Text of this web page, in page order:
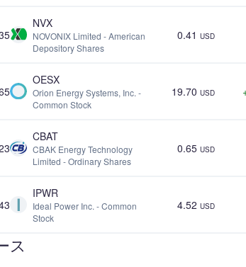
NVX
NOVONIX Limited - American
Depository Shares
0.41 USD
OESX
Orion Energy Systems, Inc. -
Common Stock
19.70 USD
CBAT
CBAK Energy Technology
Limited - Ordinary Shares
0.65 USD
IPWR
Ideal Power Inc. - Common
Stock
4.52 USD
ス